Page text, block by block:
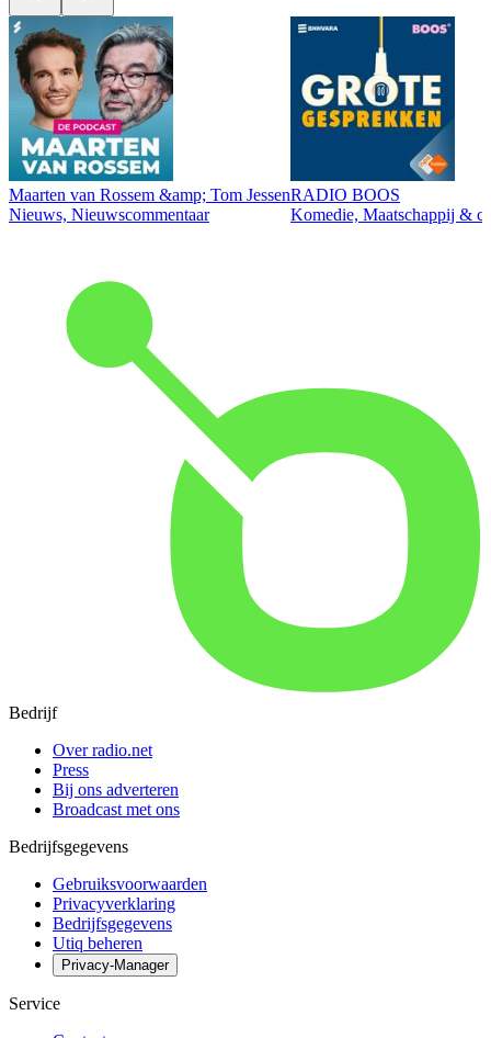
Maarten van Rossem &amp; Tom Jessen
Nieuws, Nieuwscommentaar
RADIO BOOS
Komedie, Maatschappij &
Bedrijf
Over radio.net
Press
Bij ons adverteren
Broadcast met ons
Bedrijfsgegevens
Gebruiksvoorwaarden
Privacyverklaring
Bedrijfsgegevens
Utiq beheren
Privacy-Manager
Service